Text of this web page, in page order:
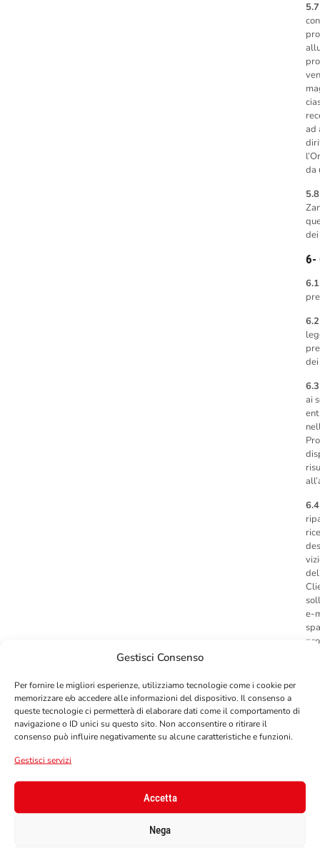
Gestisci Consenso
Per fornire le migliori esperienze, utilizziamo tecnologie come i cookie per
memorizzare e/o accedere alle informazioni del dispositivo. Il consenso a
queste tecnologie ci permetterà di elaborare dati come il comportamento di
navigazione o ID unici su questo sito. Non acconsentire o ritirare il
consenso può influire negativamente su alcune caratteristiche e funzioni.
Gestisci servizi
Accetta
Nega
5.7
ad
da
5.8
6-
6.1
6.2
6.3
ai
6.4
e-